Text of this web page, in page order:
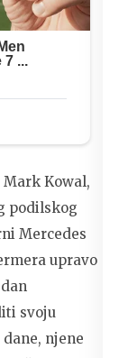
Kowal,
podilskog
Mercedes
upravo
svoju
njene